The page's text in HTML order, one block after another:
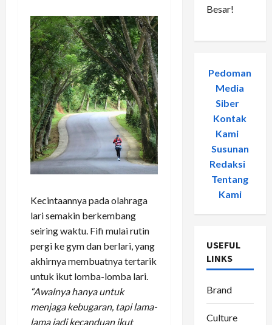
Kecintaannya pada olahraga
lari semakin berkembang
seiring waktu. Fifi mulai rutin
pergi ke gym dan berlari, yang
akhirnya membuatnya tertarik
untuk ikut lomba-lomba lari.
“Awalnya hanya untuk
menjaga kebugaran, tapi lama-
lama jadi kecanduan ikut
Besar!
Pedoman
Media
Siber-
Kontak
Kami
Susunan
Redaksi-
Tentang
Kami
USEFUL
LINKS
Brand
Culture